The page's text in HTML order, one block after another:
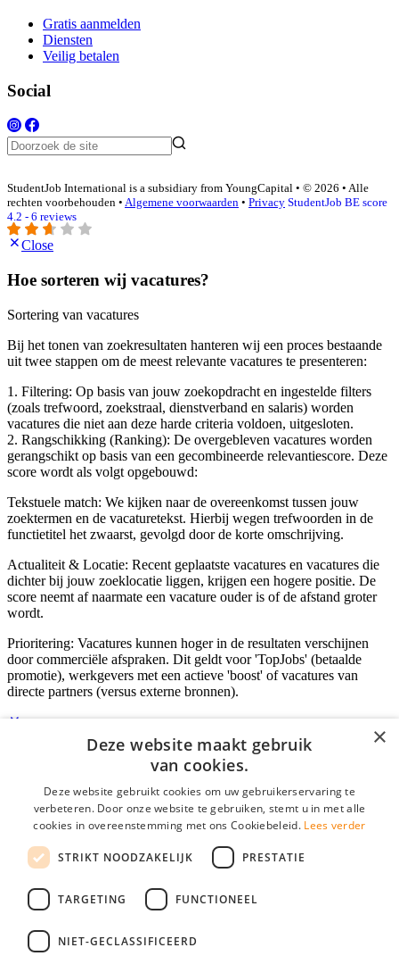
Gratis aanmelden
Diensten
Veilig betalen
Social
StudentJob International is a subsidiary from YoungCapital • © 2026 • Alle
rechten voorbehouden • Algemene voorwaarden • Privacy StudentJob BE score
4.2 - 6 reviews
Close
Hoe sorteren wij vacatures?
Sortering van vacatures
Bij het tonen van zoekresultaten hanteren wij een proces bestaande
uit twee stappen om de meest relevante vacatures te presenteren:
1. Filtering: Op basis van jouw zoekopdracht en ingestelde filters
(zoals trefwoord, zoekstraal, dienstverband en salaris) worden
vacatures die niet aan deze harde criteria voldoen, uitgesloten.
2. Rangschikking (Ranking): De overgebleven vacatures worden
gerangschikt op basis van een gecombineerde relevantiescore. Deze
score wordt als volgt opgebouwd:
Tekstuele match: We kijken naar de overeenkomst tussen jouw
zoektermen en de vacaturetekst. Hierbij wegen trefwoorden in de
functietitel het zwaarst, gevolgd door de korte omschrijving.
Actualiteit & Locatie: Recent geplaatste vacatures en vacatures die
dichter bij jouw zoeklocatie liggen, krijgen een hogere positie. De
score neemt af naarmate een vacature ouder is of de afstand groter
wordt.
Prioritering: Vacatures kunnen hoger in de resultaten verschijnen
door commerciële afspraken. Dit geldt voor 'TopJobs' (betaalde
promotie), werkgevers met een actieve 'boost' of vacatures van
directe partners (versus externe bronnen).
E-mail*
Wachtwoord
login gegevens onthouden
login
Bedrijf aanmelden
×
Deze website maakt gebruik
van cookies.
Deze website gebruikt cookies om uw gebruikerservaring te
verbeteren. Door onze website te gebruiken, stemt u in met alle
cookies in overeenstemming met ons Cookiebeleid. Lees verder
STRIKT NOODZAKELIJK PRESTATIE
TARGETING FUNCTIONEEL
NIET-GECLASSIFICEERD